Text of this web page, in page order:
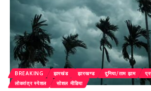
BREAKING झारखंड झारखण्ड दुनिया/ताम झाम
लोकतंत्र स्पेशल
सोशल मीडिया